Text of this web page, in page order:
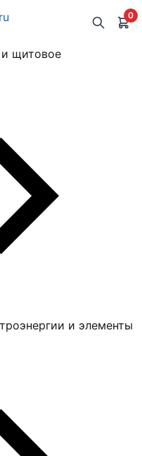
0
щитовое
и элементы